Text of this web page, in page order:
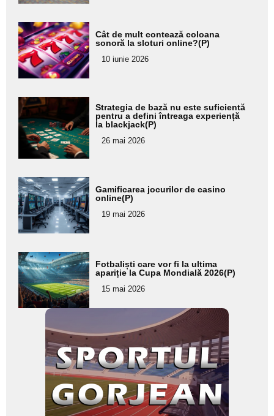
Adaugă
aici textul
pentru
subtitlu
Cât de mult contează coloana
sonoră la sloturi online?(P)
10 iunie 2026
Adaugă
aici textul
pentru
subtitlu
Strategia de bază nu este suficientă
pentru a defini întreaga experiență
la blackjack(P)
26 mai 2026
Adaugă
aici textul
pentru
subtitlu
Gamificarea jocurilor de casino
online(P)
19 mai 2026
Adaugă
aici textul
pentru
subtitlu
Fotbaliști care vor fi la ultima
apariție la Cupa Mondială 2026(P)
15 mai 2026